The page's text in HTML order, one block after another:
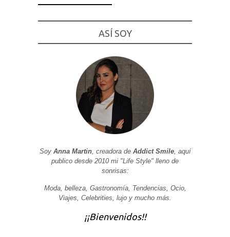
ASÍ SOY
Soy Anna Martin, creadora de Addict Smile, aquí
publico desde 2010 mi "Life Style" lleno de
sonrisas:
Moda, belleza, Gastronomía, Tendencias, Ocio,
Viajes, Celebrities, lujo y mucho más.
¡¡Bienvenidos!!
Estadísticas
cookies no
nuestra web